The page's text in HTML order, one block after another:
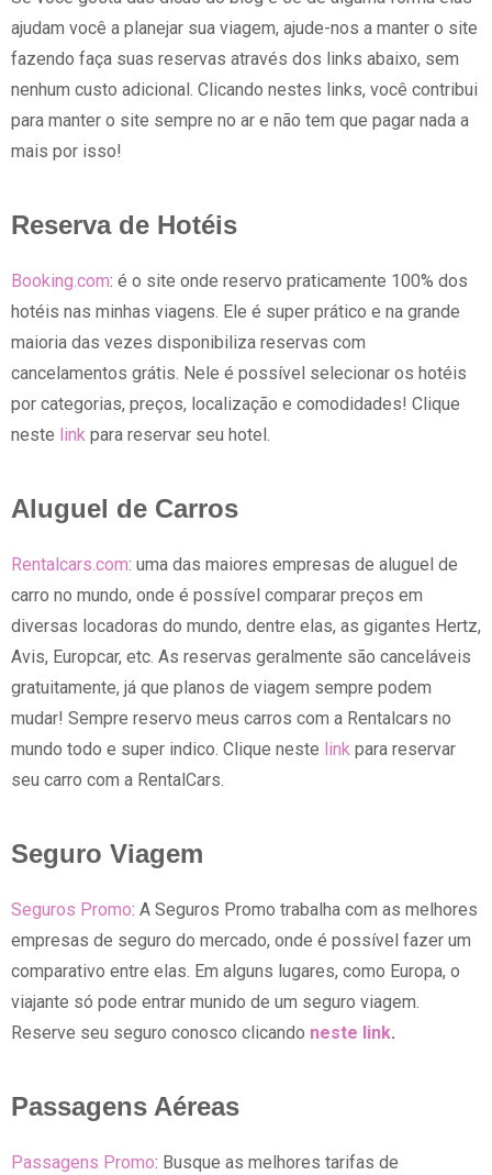
ajudam você a planejar sua viagem, ajude-nos a manter o site
fazendo faça suas reservas através dos links abaixo, sem
nenhum custo adicional. Clicando nestes links, você contribui
para manter o site sempre no ar e não tem que pagar nada a
mais por isso!
Reserva de Hotéis
Booking.com: é o site onde reservo praticamente 100% dos
hotéis nas minhas viagens. Ele é super prático e na grande
maioria das vezes disponibiliza reservas com
cancelamentos grátis. Nele é possível selecionar os hotéis
por categorias, preços, localização e comodidades! Clique
neste link para reservar seu hotel.
Aluguel de Carros
Rentalcars.com: uma das maiores empresas de aluguel de
carro no mundo, onde é possível comparar preços em
diversas locadoras do mundo, dentre elas, as gigantes Hertz,
Avis, Europcar, etc. As reservas geralmente são canceláveis
gratuitamente, já que planos de viagem sempre podem
mudar! Sempre reservo meus carros com a Rentalcars no
mundo todo e super indico. Clique neste link para reservar
seu carro com a RentalCars.
Seguro Viagem
Seguros Promo: A Seguros Promo trabalha com as melhores
empresas de seguro do mercado, onde é possível fazer um
comparativo entre elas. Em alguns lugares, como Europa, o
viajante só pode entrar munido de um seguro viagem.
Reserve seu seguro conosco clicando neste link.
Passagens Aéreas
Passagens Promo: Busque as melhores tarifas de